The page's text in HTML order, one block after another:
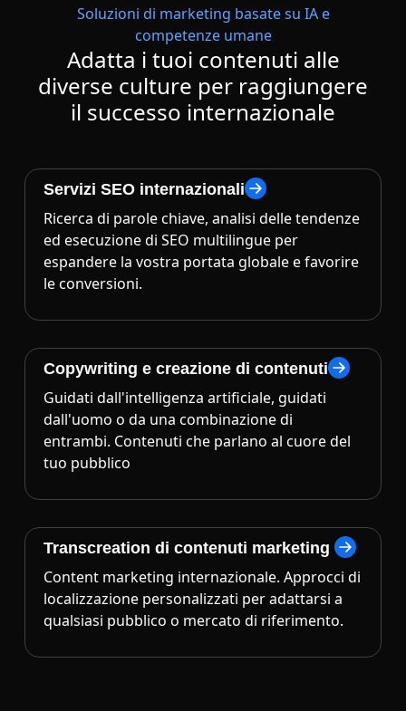
Soluzioni di marketing basate su IA e
competenze umane
Adatta i tuoi contenuti alle
diverse culture per raggiungere
il successo internazionale
Servizi SEO internazionali
Ricerca di parole chiave, analisi delle tendenze
ed esecuzione di SEO multilingue per
espandere la vostra portata globale e favorire
le conversioni.
Copywriting e creazione di contenuti
Guidati dall'intelligenza artificiale, guidati
dall'uomo o da una combinazione di
entrambi. Contenuti che parlano al cuore del
tuo pubblico
Transcreation di contenuti marketing
Content marketing internazionale. Approcci di
localizzazione personalizzati per adattarsi a
qualsiasi pubblico o mercato di riferimento.